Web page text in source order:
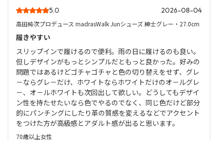
5.0 2026-08-04
高田純次プロデュース madrasWalk Junシューズ 紳士グレー・27.0cm
履きやすい
スリップインで履けるので便利。雨の日に履けるのも良い。
但しデザインがもっとシンプルだともっと良かった。好みの
問題ではあるけどゴチャゴチャと色の切り替えをせず、グレ
－ならグレ－だけ、ホワイトならホワイトだけのオ－ルグレ
－、オ－ルホワイトも次回出して欲しい。どうしてもデザイ
ン性を持たせたいなら色でやるのでなく、同じ色だけど部分
的にパンチングにしたり革の質感を変えるなどでアクセント
をつけた方が高級感とアダルト感が出ると思います。
70歳以上女性